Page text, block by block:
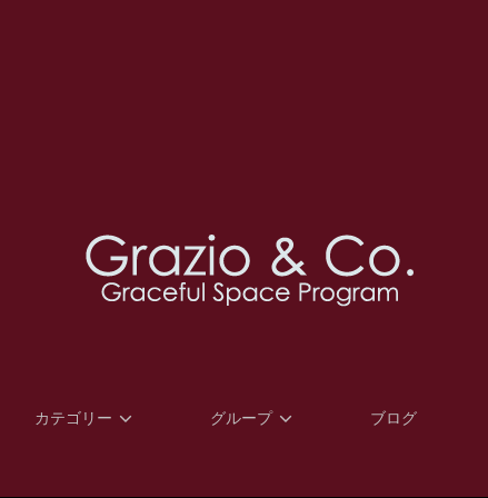
カテゴリー グループ ブログ